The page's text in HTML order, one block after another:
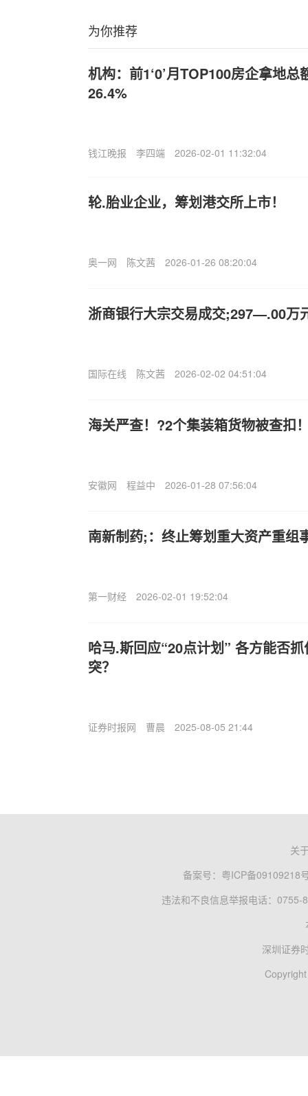
为你推荐
机构：前1‘0’月TOP100房企拿地
26.4%
钱江晚报 李四端 2026-02-01 11:32:04
轮.胎业企业，筹划港交所上市！
奥一网 陈文茜 2026-01-26 08:20:04
浙商银行大宗交易成交;297—.00万
国际在线 陈文茜 2026-02-02 04:51:04
海关严查！?2个集装箱货物被查扣
安徽网 程益中 2026-01-28 07:56:04
南新制药;：终止筹划重大资产重组
第一财经 2026-02-01 19:52:04
哈马.斯回应“20点计划” 各方能否
突？
证券时报网 曹晨 2025-08-05 21:44
关
备案号： 粤ICP备09109218
违法和不良信息举报电话：0755-
深圳证券